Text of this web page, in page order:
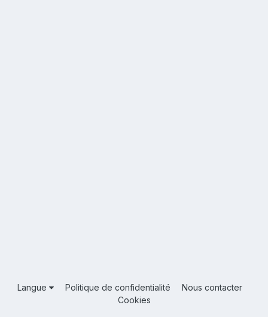
Langue Politique de confidentialité
Nous contacter
Cookies